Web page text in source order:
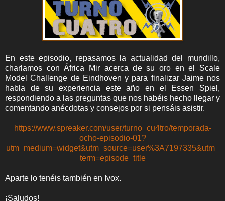
En este episodio, repasamos la actualidad del mundillo,
charlamos con África Mir acerca de su oro en el Scale
Model Challenge de Eindhoven y para finalizar Jaime nos
habla de su experiencia este año en el Essen Spiel,
respondiendo a las preguntas que nos habéis hecho llegar y
comentando anécdotas y consejos por si pensáis asistir.
https://www.spreaker.com/user/turno_cu4tro/temporada-
ocho-episodio-01?
utm_medium=widget&utm_source=user%3A7197335&utm_
term=episode_title
Aparte lo tenéis también en Ivox.
¡Saludos!